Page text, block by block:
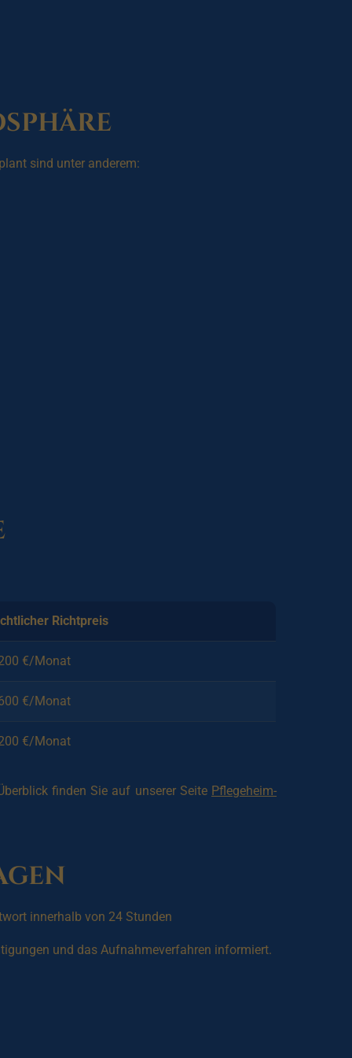
sind unter anderem:
Richtpreis
€/Monat
€/Monat
€/Monat
finden Sie auf unserer Seite Pflegeheim-
innerhalb von 24 Stunden
und das Aufnahmeverfahren informiert.